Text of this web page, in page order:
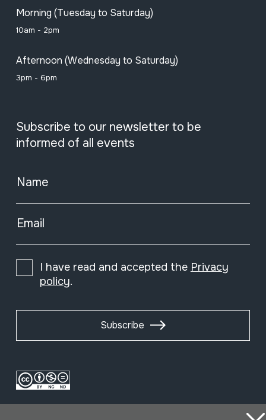
Morning (Tuesday to Saturday)
10am - 2pm
Afternoon (Wednesday to Saturday)
3pm - 6pm
Subscribe to our newsletter to be
informed of all events
Name
Email
I have read and accepted the Privacy
policy.
Subscribe